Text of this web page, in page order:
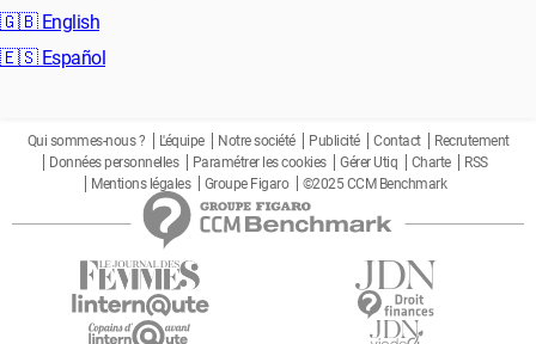
🇬🇧 English
🇪🇸 Español
Qui sommes-nous ? L'équipe Notre société Publicité Contact
Recrutement
Données personnelles
Paramétrer les cookies Gérer Utiq Charte
RSS
Mentions légales
Groupe Figaro ©2025 CCM Benchmark